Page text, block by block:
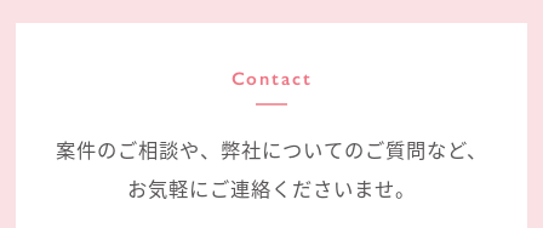
Contact
案件のご相談や、弊社についてのご質問など、
お気軽にご連絡くださいませ。